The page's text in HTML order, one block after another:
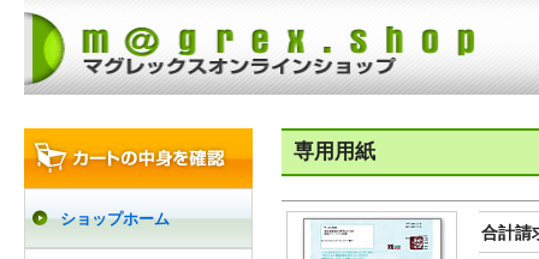
ショップホーム
専用用紙
合計請